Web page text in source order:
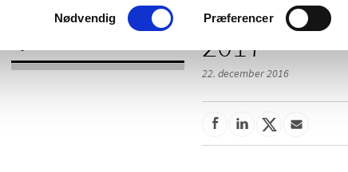
Samtykkevalg
Nødvendig Præferencer
2017
22. december 2016